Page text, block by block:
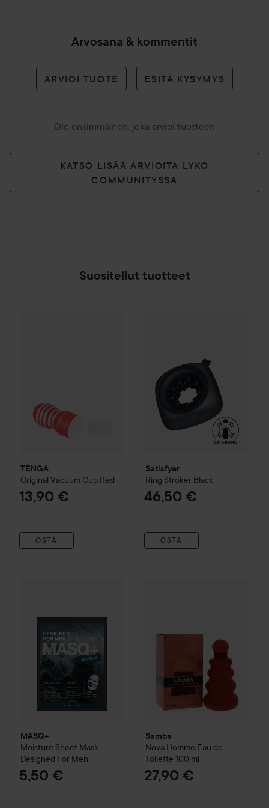
Arvosana & kommentit
ARVIOI TUOTE ESITÄ KYSYMYS
Ole ensimmäinen, joka arvioi tuotteen
KATSO LISÄÄ ARVIOITA LYKO
COMMUNITYSSA
Suositellut tuotteet
TENGA
Original Vacuum Cup Red
13,90 €
OSTA
Satisfyer
Ring Stroker Black
46,50 €
OSTA
MASQ+
Moisture Sheet Mask
Designed For Men
5,50 €
Samba
Nova Homme Eau de
Toilette 100 ml
27,90 €